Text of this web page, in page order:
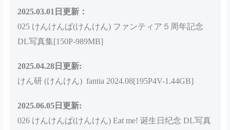
023 けんけんぱ(けんけん)くの一忍法お色気の術
DL[162P-731MB]
024 けんけんぱ(けんけん)ひとりといろDL写真集
[142P-2.22GB]
2025.03.01日更新：
025 けんけんぱ(けんけん) ファンティア５周年記念